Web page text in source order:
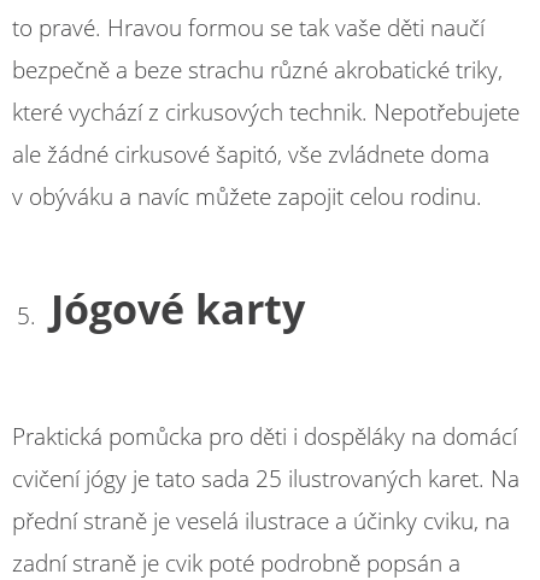
to pravé. Hravou formou se tak vaše děti naučí
bezpečně a beze strachu různé akrobatické triky,
které vychází z cirkusových technik. Nepotřebujete
ale žádné cirkusové šapitó, vše zvládnete doma
v obýváku a navíc můžete zapojit celou rodinu.
Jógové karty
Praktická pomůcka pro děti i dospěláky na domácí
cvičení jógy je tato sada 25 ilustrovaných karet. Na
přední straně je veselá ilustrace a účinky cviku, na
zadní straně je cvik poté podrobně popsán a